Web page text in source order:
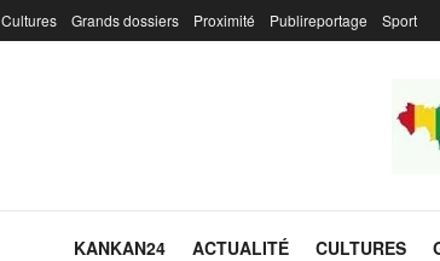
Cultures Grands dossiers Proximité Publireportage Sport
KANKAN24 ACTUALITÉ CULTURES